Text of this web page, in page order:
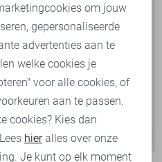
Commander 3.0
om jouw
gepersonaliseerde
advertenties aan te
welke cookies je
voor alle cookies, of
aan te passen.
cookies? Kies dan
hieralles over onze
Je kunt op elk moment